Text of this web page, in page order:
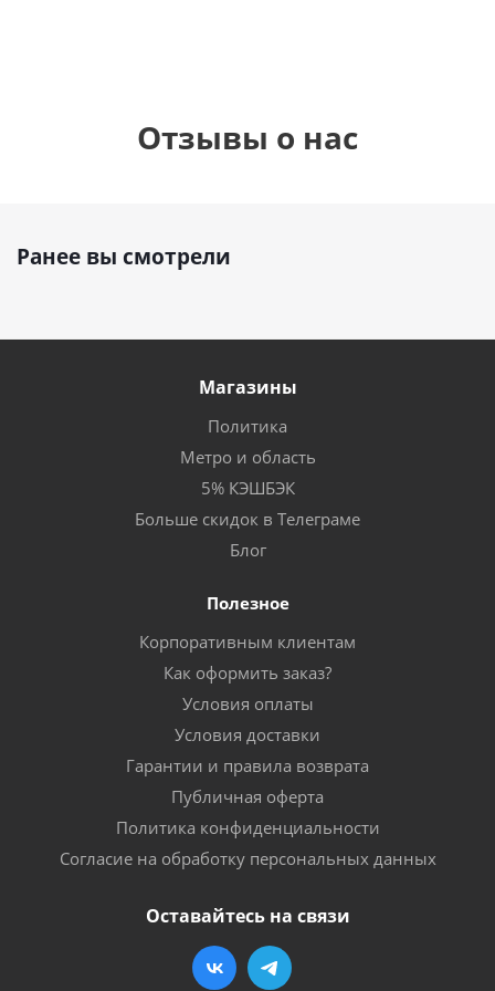
Отзывы о нас
Ранее вы смотрели
Магазины
Политика
Метро и область
5% КЭШБЭК
Больше скидок в Телеграме
Блог
Полезное
Корпоративным клиентам
Как оформить заказ?
Условия оплаты
Условия доставки
Гарантии и правила возврата
Публичная оферта
Политика конфиденциальности
Согласие на обработку персональных данных
Оставайтесь на связи